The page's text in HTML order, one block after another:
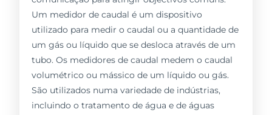
Um medidor de caudal é um dispositivo
utilizado para medir o caudal ou a quantidade de
um gás ou líquido que se desloca através de um
tubo. Os medidores de caudal medem o caudal
volumétrico ou mássico de um líquido ou gás.
São utilizados numa variedade de indústrias,
incluindo o tratamento de água e de águas